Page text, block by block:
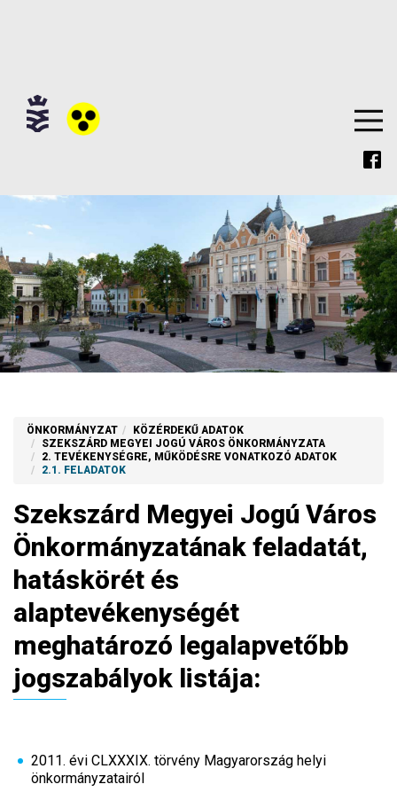
ÖNKORMÁNYZAT
KÖZÉRDEKŰ ADATOK
SZEKSZÁRD MEGYEI JOGÚ VÁROS ÖNKORMÁNYZATA
2. TEVÉKENYSÉGRE, MŰKÖDÉSRE VONATKOZÓ ADATOK
2.1. FELADATOK
Szekszárd Megyei Jogú Város
Önkormányzatának feladatát,
hatáskörét és
alaptevékenységét
meghatározó legalapvetőbb
jogszabályok listája:
2011. évi CLXXXIX. törvény Magyarország helyi
önkormányzatairól